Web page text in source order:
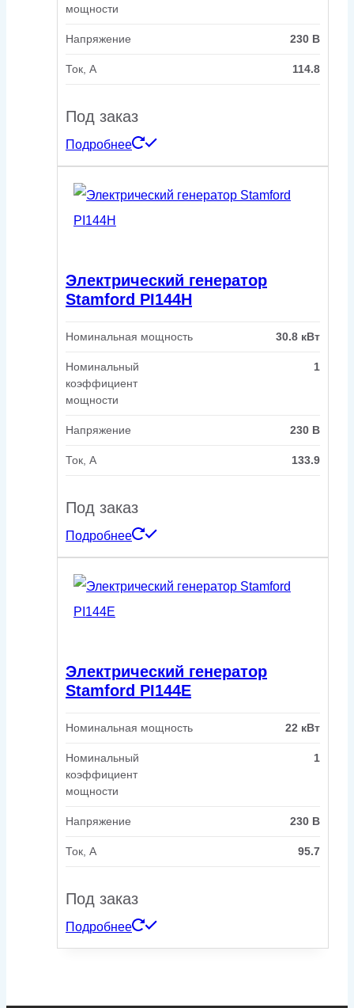
мощности
Напряжение 230 В
Ток, А 114.8
Под заказ
Подробнее
Электрический генератор
Stamford PI144H
Номинальная мощность 30.8 кВт
Номинальный
коэффициент
мощности
1
Напряжение 230 В
Ток, А 133.9
Под заказ
Подробнее
Электрический генератор
Stamford PI144E
Номинальная мощность 22 кВт
Номинальный
коэффициент
мощности
1
Напряжение 230 В
Ток, А 95.7
Под заказ
Подробнее